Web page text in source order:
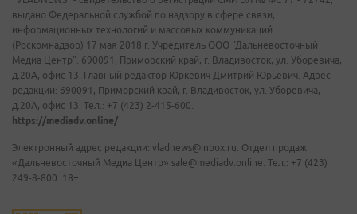
выдано Федеральной службой по надзору в сфере связи,
информационных технологий и массовых коммуникаций
(Роскомнадзор) 17 мая 2018 г. Учредитель ООО "Дальневосточный
Медиа Центр". 690091, Приморский край, г. Владивосток, ул. Уборевича,
д.20А, офис 13. Главный редактор Юркевич Дмитрий Юрьевич. Адрес
редакции: 690091, Приморский край, г. Владивосток, ул. Уборевича,
д.20А, офис 13. Тел.: +7 (423) 2-415-600.
https://mediadv.online/
Электронный адрес редакции: vladnews@inbox.ru. Отдел продаж
«Дальневосточный Медиа Центр» sale@mediadv.online. Тел.: +7 (423)
249-8-800. 18+